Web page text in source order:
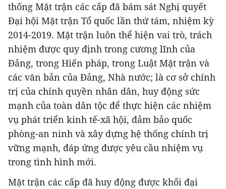
thống Mặt trận các cấp đã bám sát Nghị quyết
Đại hội Mặt trận Tổ quốc lần thứ tám, nhiệm kỳ
2014-2019. Mặt trận luôn thể hiện vai trò, trách
nhiệm được quy định trong cương lĩnh của
Đảng, trong Hiến pháp, trong Luật Mặt trận và
các văn bản của Đảng, Nhà nước; là cơ sở chính
trị của chính quyền nhân dân, huy động sức
mạnh của toàn dân tộc để thực hiện các nhiệm
vụ phát triển kinh tế-xã hội, đảm bảo quốc
phòng-an ninh và xây dựng hệ thống chính trị
vững mạnh, đáp ứng được yêu cầu nhiệm vụ
trong tình hình mới.
Mặt trận các cấp đã huy động được khối đại